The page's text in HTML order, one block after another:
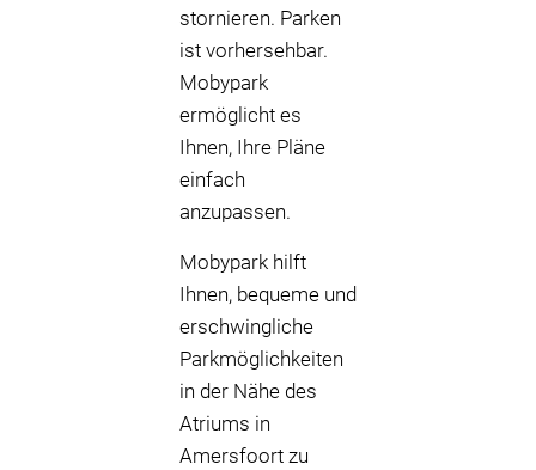
stornieren. Parken
ist vorhersehbar.
Mobypark
ermöglicht es
Ihnen, Ihre Pläne
einfach
anzupassen.
Mobypark hilft
Ihnen, bequeme und
erschwingliche
Parkmöglichkeiten
in der Nähe des
Atriums in
Amersfoort zu